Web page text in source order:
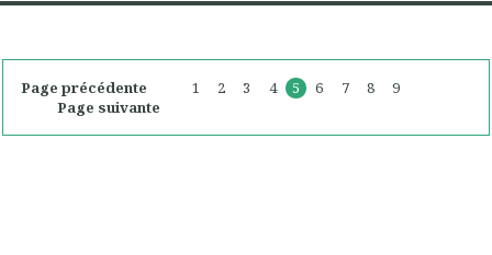
Page précédente 1 2 3 4 5 6 7 8
9
Page suivante